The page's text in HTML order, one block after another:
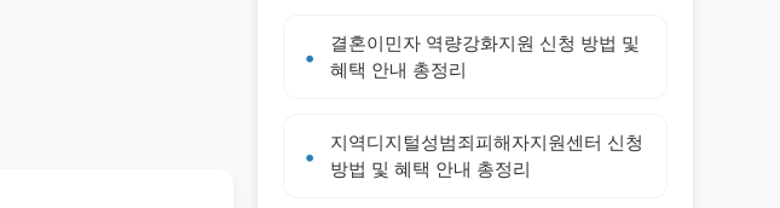
결혼이민자 역량강화지원 신청 방법 및
혜택 안내 총정리
지역디지털성범죄피해자지원센터 신청
방법 및 혜택 안내 총정리